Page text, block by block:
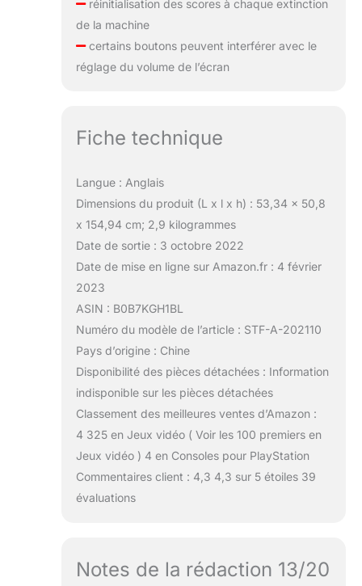
réinitialisation des scores à chaque extinction
de la machine
certains boutons peuvent interférer avec le
réglage du volume de l’écran
Fiche technique
Langue : Anglais
Dimensions du produit (L x l x h) : 53,34 x 50,8
x 154,94 cm; 2,9 kilogrammes
Date de sortie : 3 octobre 2022
Date de mise en ligne sur Amazon.fr : 4 février
2023
ASIN : B0B7KGH1BL
Numéro du modèle de l’article : STF-A-202110
Pays d’origine : Chine
Disponibilité des pièces détachées : Information
indisponible sur les pièces détachées
Classement des meilleures ventes d’Amazon :
4 325 en Jeux vidéo ( Voir les 100 premiers en
Jeux vidéo ) 4 en Consoles pour PlayStation
Commentaires client : 4,3 4,3 sur 5 étoiles 39
évaluations
Notes de la rédaction 13/20